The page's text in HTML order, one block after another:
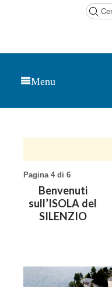
Menu
Pagina 4 di 6
Benvenuti
sull’ISOLA del
SILENZIO